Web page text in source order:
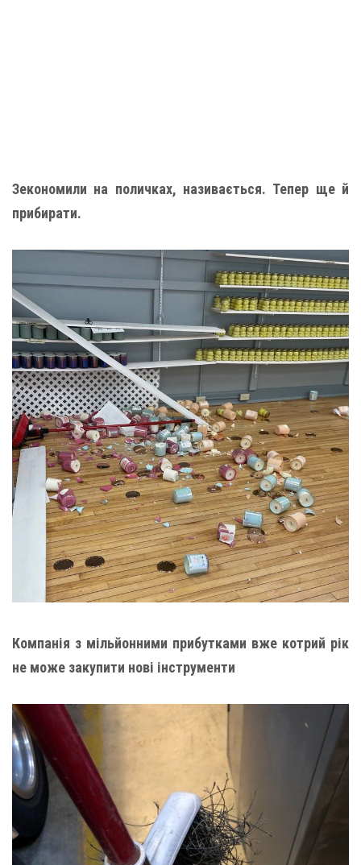
Зекономили на поличках, називається. Тепер ще й
прибирати.
Компанія з мільйонними прибутками вже котрий рік
не може закупити нові інструменти